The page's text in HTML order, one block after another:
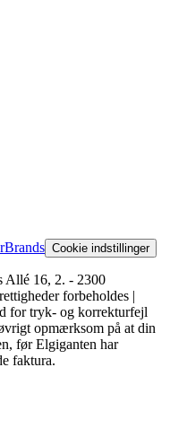
Brands Cookie indstillinger
Allé 16, 2. - 2300
forbeholdes |
for tryk- og korrekturfejl
opmærksom på at din
før Elgiganten har
faktura.